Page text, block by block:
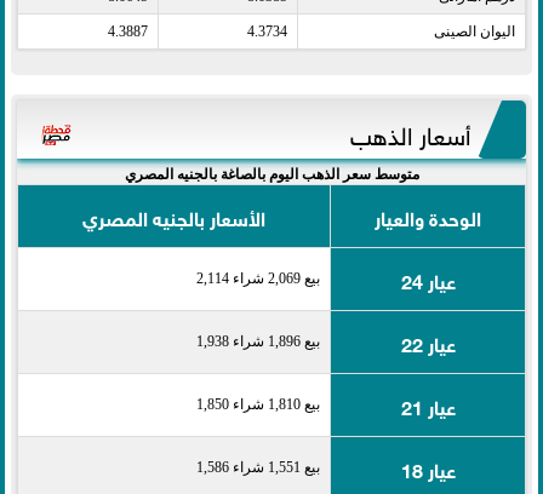
اليوان الصينى​ 4.3734
4.3887
أسعار الذهب
متوسط سعر الذهب اليوم بالصاغة بالجنيه المصري
الوحدة والعيار
الأسعار بالجنيه المصري
عيار 24
بيع 2,069 شراء 2,114
عيار 22 بيع 1,896 شراء 1,938
عيار 21 بيع 1,810 شراء 1,850
عيار 18 بيع 1,551 شراء 1,586